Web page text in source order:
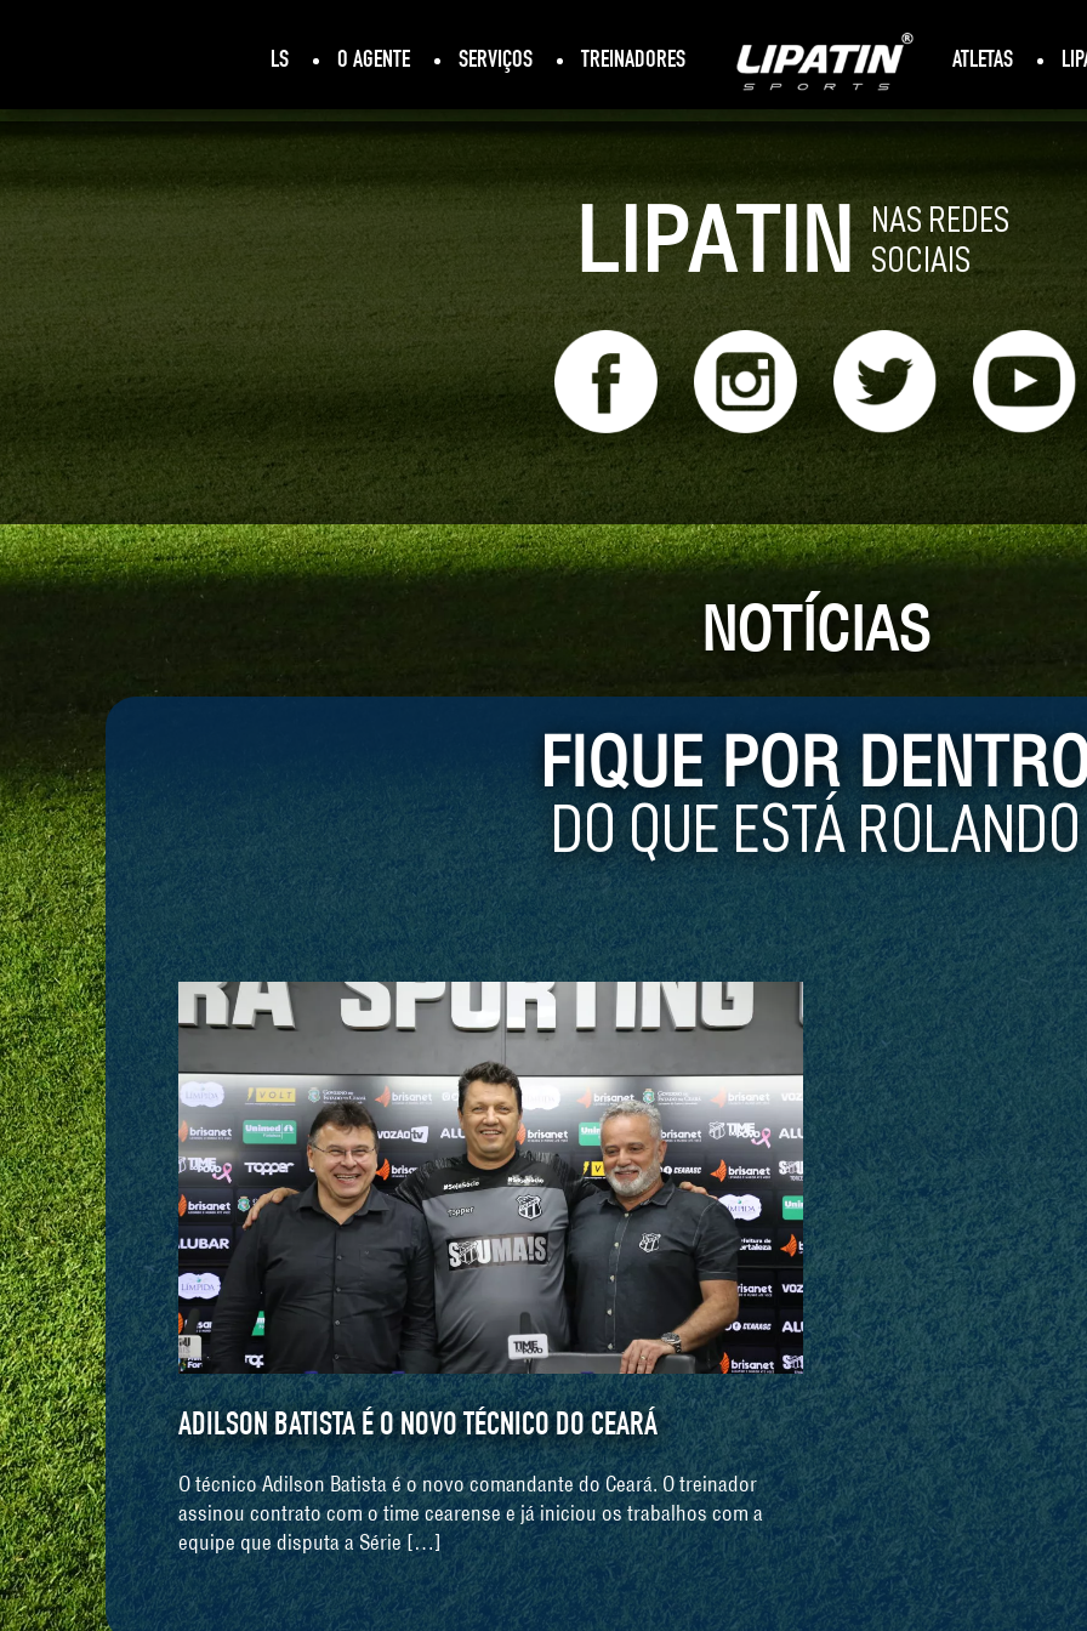
LS O AGENTE SERVIÇOS TREINADORES ATLETAS
LIPATIN
NAS REDES
SOCIAIS
NOTÍCIAS
FIQUE POR
DO QUE ESTÁ ROLANDO
ADILSON BATISTA É O NOVO TÉCNICO DO CEARÁ
O técnico Adilson Batista é o novo comandante do Ceará. O treinador
assinou contrato com o time cearense e já iniciou os trabalhos com a
equipe que disputa a Série […]